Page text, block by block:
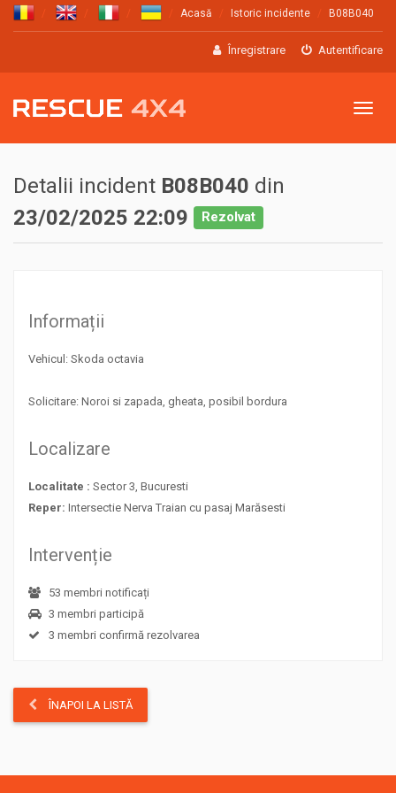
Acasă Istoric incidente B08B040
Înregistrare Autentificare
Meniu
Detalii incident B08B040 din
23/02/2025 22:09
Rezolvat
Informații
Vehicul: Skoda octavia
Solicitare: Noroi si zapada, gheata, posibil bordura
Localizare
Localitate : Sector 3, Bucuresti
Reper: Intersectie Nerva Traian cu pasaj Marăsesti
Intervenție
53 membri notificați
3 membri participă
3 membri confirmă rezolvarea
ÎNAPOI LA LISTĂ